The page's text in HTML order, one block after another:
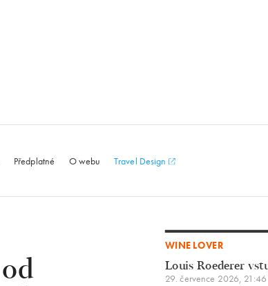
Předplatné O webu Travel Design
WINE LOVER
Louis Roederer
29. července 2026, 21:46